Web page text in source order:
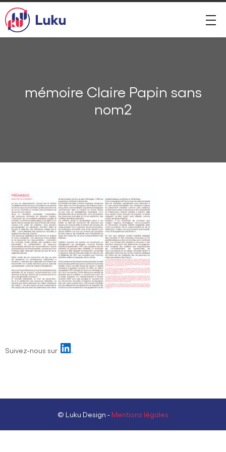
mémoire Claire Papin sans
nom2
Suivez-nous sur
© Luku Design - Mentions légales